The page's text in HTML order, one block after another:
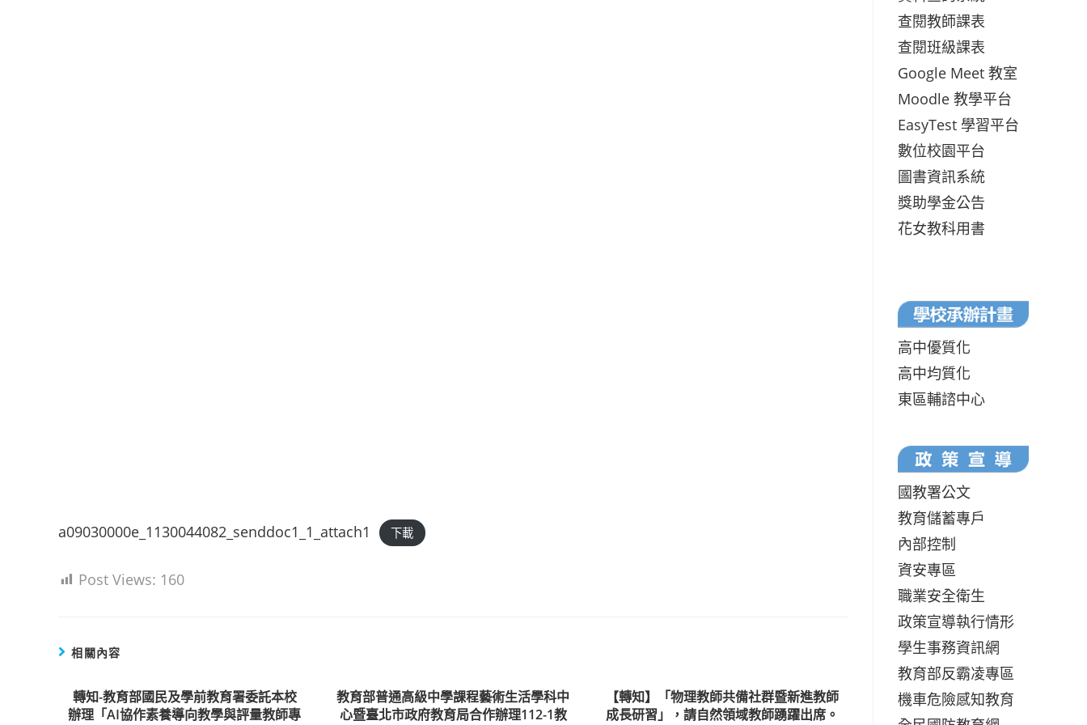
a09030000e_1130044082_senddoc1_1_attach1 下載
Post Views: 160
相關內容
轉知-教育部國民及學前教育署委託本校
辦理「AI協作素養導向教學與評量教師專
教育部普通高級中學課程藝術生活學科中
心暨臺北市政府教育局合作辦理112-1教
【轉知】「物理教師共備社群暨新進教師
成長研習」，請自然領域教師踴躍出席。
查閱教師課表
查閱班級課表
Google Meet 教室
Moodle 教學平台
EasyTest 學習平台
數位校園平台
圖書資訊系統
獎助學金公告
花女教科用書
高中優質化
高中均質化
東區輔諮中心
國教署公文
教育儲蓄專戶
內部控制
資安專區
職業安全衛生
政策宣導執行情形
學生事務資訊網
教育部反霸凌專區
機車危險感知教育